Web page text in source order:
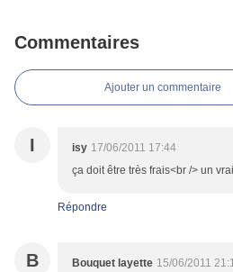
Commentaires
Ajouter un commentaire
I isy 17/06/2011 17:44
ça doit être très frais<br /> un
Répondre
B Bouquet layette 15/06/2011